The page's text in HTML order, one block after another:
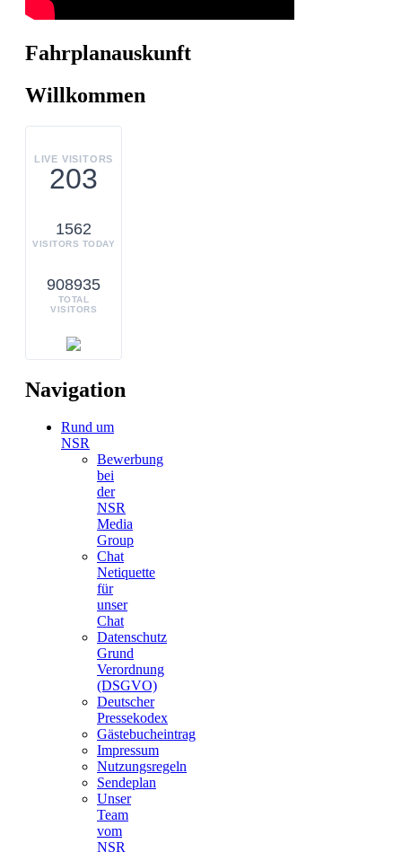
Fahrplanauskunft
Willkommen
LIVE VISITORS
203
1562
VISITORS TODAY
908935
TOTAL
VISITORS
Navigation
Rund um
NSR
Bewerbung
bei
der
NSR
Media
Group
Chat
Netiquette
für
unser
Chat
Datenschutz
Grund
Verordnung
(DSGVO)
Deutscher
Pressekodex
Gästebucheintrag
Impressum
Nutzungsregeln
Sendeplan
Unser
Team
vom
NSR